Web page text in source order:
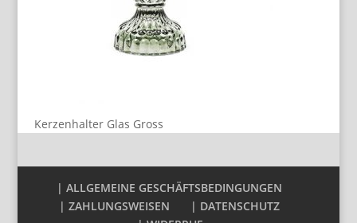
Kerzenhalter Glas Gross
| ALLGEMEINE GESCHÄFTSBEDINGUNGEN
| ZAHLUNGSWEISEN
| DATENSCHUTZ